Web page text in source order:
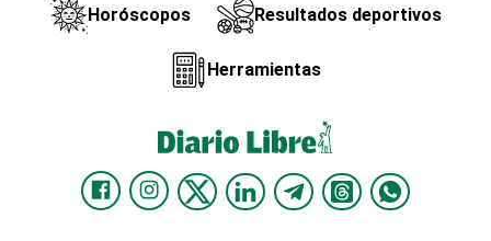
Horóscopos Resultados deportivos
Herramientas